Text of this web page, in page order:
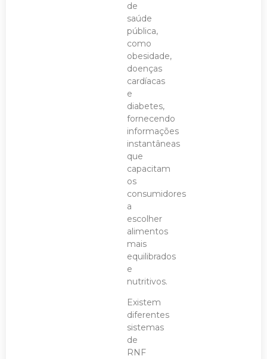
de
saúde
pública,
como
obesidade,
doenças
cardíacas
e
diabetes,
fornecendo
informações
instantâneas
que
capacitam
os
consumidores
a
escolher
alimentos
mais
equilibrados
e
nutritivos.
Existem
diferentes
sistemas
de
RNF